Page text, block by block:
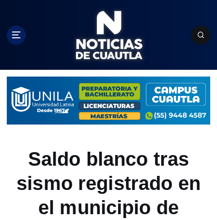
c
Saldo blanco tras
sismo registrado en
el municipio de